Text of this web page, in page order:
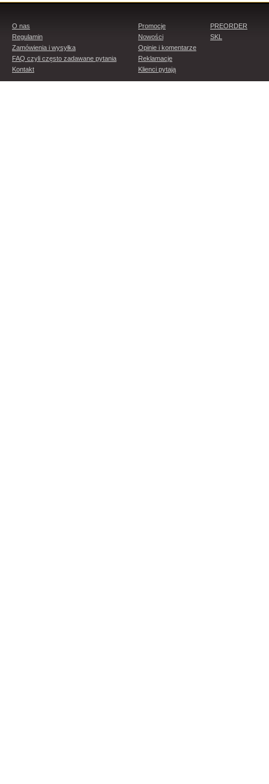
O nas
Regulamin
Zamówienia i wysyłka
FAQ czyli często zadawane pytania
Kontakt
Promocje
Nowości
Opinie i komentarze
Reklamacje
Klienci pytają
PREORDER
SKL